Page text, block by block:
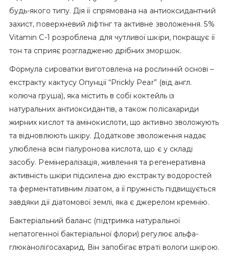
будь-якого типу. Дія її спрямована на антиоксидантний
захист, поверхневий ліфтінг та активне зволоження. 5%
Vitamin C-1 розроблена для чутливої шкіри, покращує її
тон та сприяє розгладженю дрібних зморшок.
Формула сироватки виготовлена на рослинній основі –
екстракту кактусу Опунції “Prickly Pear” (від англ.
колюча груша), яка містить в собі коктейль із
натуральних антиоксидантів, а також полісахариди
жирних кислот та амінокислоти, що активно зволожують
та відновлюють шкіру. Додаткове зволоження надає
улюблена всім гіалуронова кислота, що є у складі
засобу. Ремінералізація, живлення та регенеративна
активність шкіри підсилена дію екстракту водоростей
та ферментативним лізатом, а її пружність підвищується
завдяки дії діатомової землі, яка є джерелом кремнію.
Бактеріальний баланс (підтримка натуральної
непатогенної бактеріальної флори) регулює альфа-
глюканолігосахарид. Він запобігає втраті вологи шкірою.